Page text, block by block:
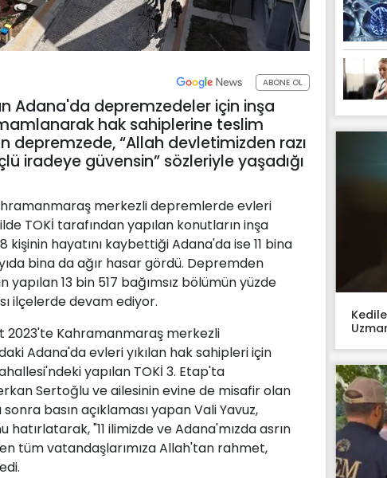
ABONE OL
Adana'da depremzedeler için inşa
hak sahiplerine teslim
depremzede, “Allah devletimizden razı
iradeye güvensin” sözleriyle yaşadığı
merkezli depremlerde evleri
TOKİ tarafından yapılan konutların inşa
hayatını kaybettiği Adana'da ise 11 bina
bina da ağır hasar gördü. Depremden
13 bin 517 bağımsız bölümün yüzde
ilçelerde devam ediyor.
2023'te Kahramanmaraş merkezli
Adana'da evleri yıkılan hak sahipleri için
yapılan TOKİ 3. Etap'ta
Sertoğlu ve ailesinin evine de misafir olan
basın açıklaması yapan Vali Yavuz,
"11 ilimizde ve Adana'mızda asrın
tüm vatandaşlarımıza Allah'tan rahmet,